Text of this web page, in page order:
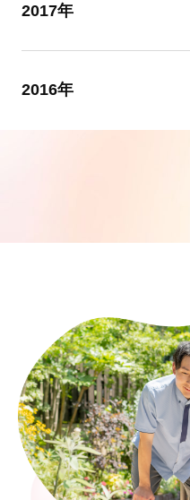
2017年
2016年